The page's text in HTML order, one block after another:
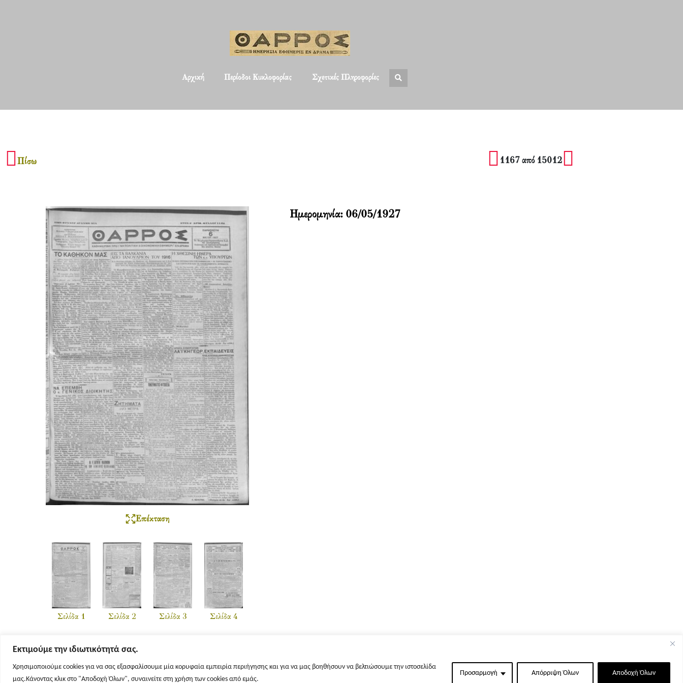
Εκτιμούμε την ιδιωτικότητά σας.
Χρησιμοποιούμε cookies για να σας εξασφαλίσουμε μία κορυφαία εμπειρία περιήγησης και για να μας βοηθήσουν να βελτιώσουμε την ιστοσελίδα
μας.Κάνοντας κλικ στο "Αποδοχή Όλων", συναινείτε στη χρήση των cookies από εμάς.
Προσαρμογή Απόρριψη Όλων Αποδοχή Όλων
Αρχική Περίοδοι Κυκλοφορίας Σχετικές Πληροφορίες
Πίσω 1167 από 15012
Επέκταση
Σελίδα 1 Σελίδα 2 Σελίδα 3 Σελίδα 4
Ημερομηνία: 06/05/1927